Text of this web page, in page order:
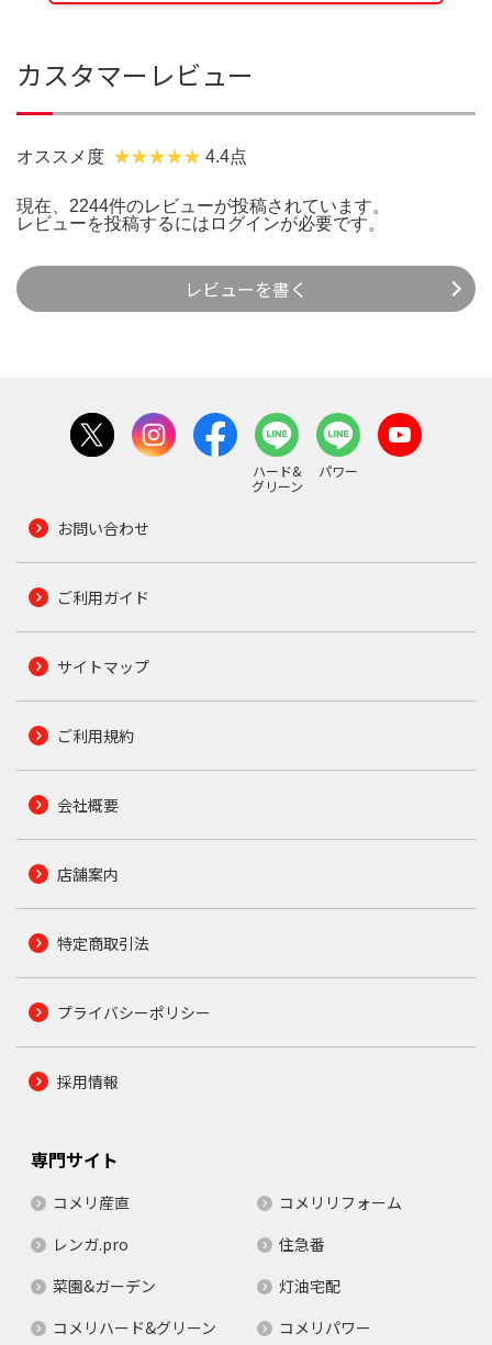
カスタマーレビュー
オススメ度 4.4点
現在、2244件のレビューが投稿されています。
レビューを投稿するには ログインが必要です。
レビューを書く
ハード&
グリーン
パワー
お問い合わせ
ご利用ガイド
サイトマップ
ご利用規約
会社概要
店舗案内
特定商取引法
プライバシーポリシー
採用情報
専門サイト
コメリ産直
コメリリフォーム
レンガ.pro
住急番
菜園&ガーデン
灯油宅配
コメリハード&グリーン
コメリパワー